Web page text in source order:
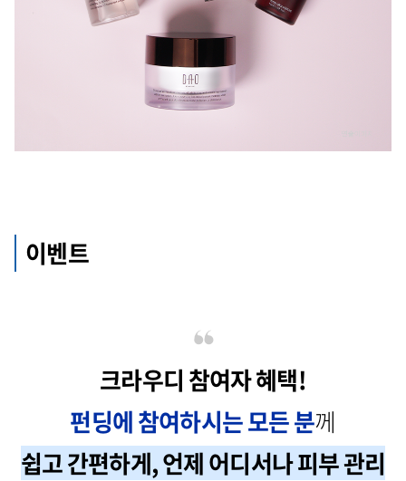
이벤트
크라우디 참여자 혜택!
펀딩에 참여하시는 모든 분께
쉽고 간편하게, 언제 어디서나 피부 관리